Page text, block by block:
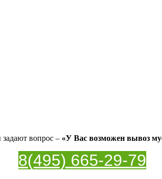
вопрос – «У Вас возможен вывоз
8(495) 665-29-79